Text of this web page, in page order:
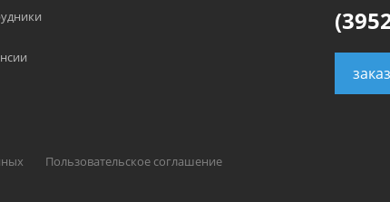
Пользовательское соглашение